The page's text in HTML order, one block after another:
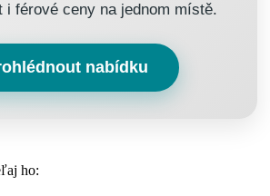
i férové ceny na jednom místě.
nabídku
ho: